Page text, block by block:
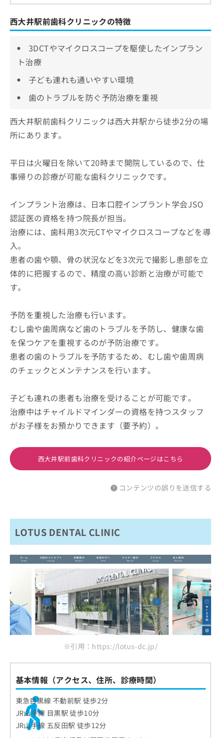
西大井駅前歯科クリニックの特徴
3DCTやマイクロスコープを駆使したインプラン
ト治療
子ども連れも通いやすい環境
歯のトラブルを防ぐ予防治療を重視
西大井駅前歯科クリニックは西大井駅から徒歩2分の場
所にあります。
平日は火曜日を除いて20時まで開院しているので、仕
事帰りの診療が可能な歯科クリニックです。
インプラント治療は、日本口腔インプラント学会JSO
認証医の資格を持つ院長が担当。
治療には、歯科用3次元CTやマイクロスコープなどを導
入。
患者の歯や顎、骨の状況などを3次元で撮影し患部を立
体的に把握するので、精度の高い診断と治療が可能で
す。
予防を重視した治療も行います。
むし歯や歯周病など歯のトラブルを予防し、健康な歯
を保つケアを重視するのが予防治療です。
患者の歯のトラブルを予防するため、むし歯や歯周病
のチェックとメンテナンスを行います。
子ども連れの患者も治療を受けることが可能です。
治療中はチャイルドマインダーの資格を持つスタッフ
がお子様をお預かりできます（要予約）。
西大井駅前歯科クリニックの紹介ページはこちら
コンテンツの誤りを送信する
LOTUS DENTAL CLINIC
※引用：https://lotus-dc.jp/
基本情報（アクセス、住所、診療時間）
東急目黒線 不動前駅 徒歩2分
JR山手線 目黒駅 徒歩10分
JR山手線 五反田駅 徒歩12分